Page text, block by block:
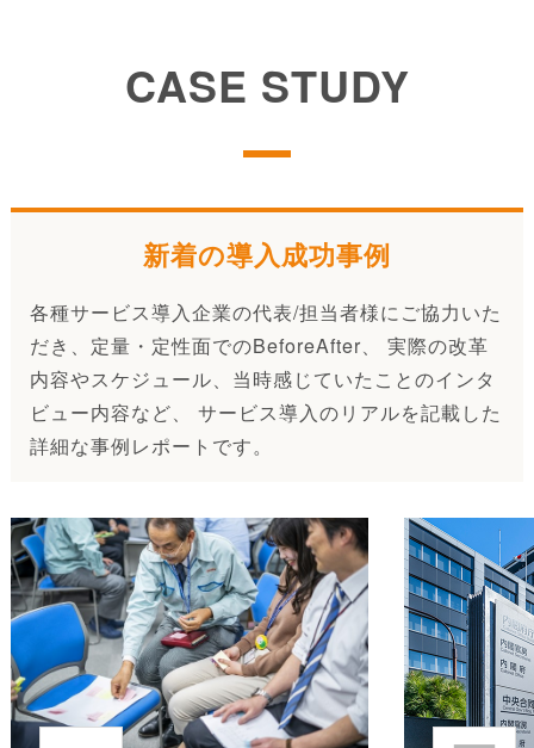
CASE STUDY
新着の導入成功事例
各種サービス導入企業の代表/担当者様にご協力いた
だき、定量・定性面でのBeforeAfter、 実際の改革
内容やスケジュール、当時感じていたことのインタ
ビュー内容など、 サービス導入のリアルを記載した
詳細な事例レポートです。